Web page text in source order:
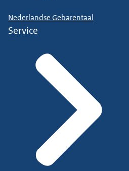
Nederlandse Gebarentaal
Service